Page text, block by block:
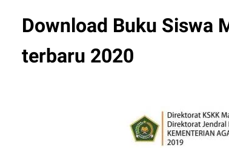
Download Buku Siswa
terbaru 2020